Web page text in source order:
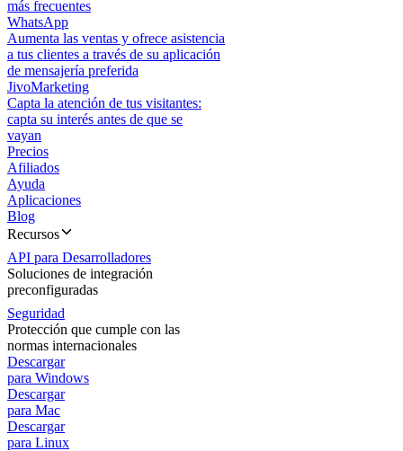
más frecuentes
WhatsApp
Aumenta las ventas y ofrece asistencia
a tus clientes a través de su aplicación
de mensajería preferida
JivoMarketing
Capta la atención de tus visitantes:
capta su interés antes de que se
vayan
Precios
Afiliados
Ayuda
Aplicaciones
Blog
Recursos
API para Desarrolladores
Soluciones de integración
preconfiguradas
Seguridad
Protección que cumple con las
normas internacionales
Descargar
para Windows
Descargar
para Mac
Descargar
para Linux